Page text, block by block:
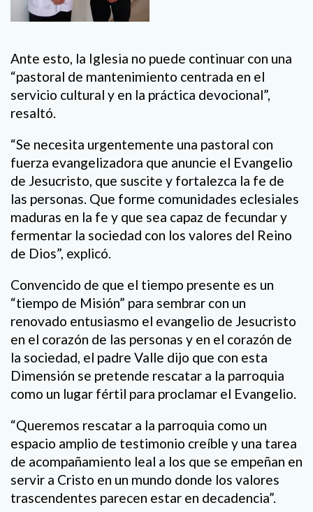
Ante esto, la Iglesia no puede continuar con una
“pastoral de mantenimiento centrada en el
servicio cultural y en la práctica devocional”,
resaltó.
“Se necesita urgentemente una pastoral con
fuerza evangelizadora que anuncie el Evangelio
de Jesucristo, que suscite y fortalezca la fe de
las personas. Que forme comunidades eclesiales
maduras en la fe y que sea capaz de fecundar y
fermentar la sociedad con los valores del Reino
de Dios”, explicó.
Convencido de que el tiempo presente es un
“tiempo de Misión” para sembrar con un
renovado entusiasmo el evangelio de Jesucristo
en el corazón de las personas y en el corazón de
la sociedad, el padre Valle dijo que con esta
Dimensión se pretende rescatar a la parroquia
como un lugar fértil para proclamar el Evangelio.
“Queremos rescatar a la parroquia como un
espacio amplio de testimonio creíble y una tarea
de acompañamiento leal a los que se empeñan en
servir a Cristo en un mundo donde los valores
trascendentes parecen estar en decadencia”.